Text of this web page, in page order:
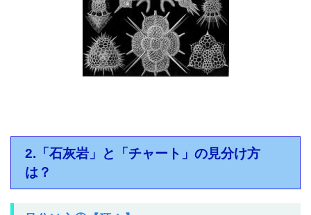
2.「石灰岩」と「チャート」の見分け方
は？